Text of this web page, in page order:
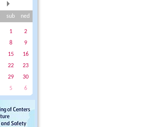
sub ned
1
2
8
9
15
16
22
23
29
30
5 6